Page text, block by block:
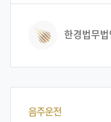
주었습니다. 별 것 아
경찰로부터 연락을
당시 사건상황을 듣
한경법무법
음주운전